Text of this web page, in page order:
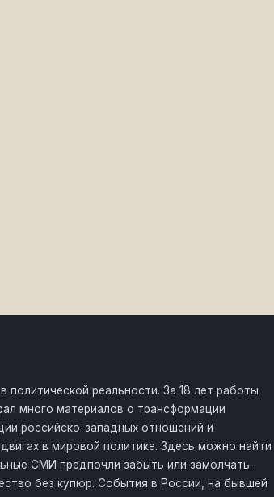
политической реальности. За 18 лет работы
много материалов о трансформации
российско-западных отношений и
в мировой политике. Здесь можно найти
СМИ предпочли забыть или замолчать.
без купюр. События в России, на бывшей